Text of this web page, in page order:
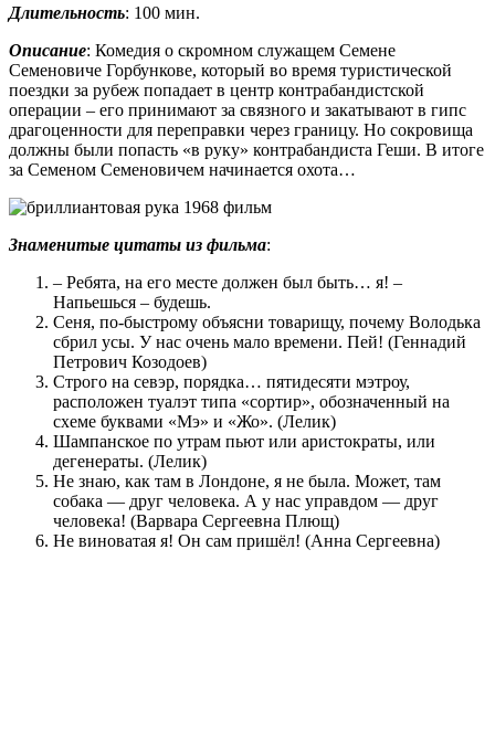
Длительность: 100 мин.
Описание: Комедия о скромном служащем Семене
Семеновиче Горбункове, который во время туристической
поездки за рубеж попадает в центр контрабандистской
операции – его принимают за связного и закатывают в гипс
драгоценности для переправки через границу. Но сокровища
должны были попасть «в руку» контрабандиста Геши. В итоге
за Семеном Семеновичем начинается охота…
Знаменитые цитаты из фильма:
– Ребята, на его месте должен был быть… я! –
Напьешься – будешь.
Сеня, по-быстрому объясни товарищу, почему Володька
сбрил усы. У нас очень мало времени. Пей! (Геннадий
Петрович Козодоев)
Строго на севэр, порядка… пятидесяти мэтроу,
расположен туалэт типа «сортир», обозначенный на
схеме буквами «Мэ» и «Жо». (Лелик)
Шампанское по утрам пьют или аристократы, или
дегенераты. (Лелик)
Не знаю, как там в Лондоне, я не была. Может, там
собака — друг человека. А у нас управдом — друг
человека! (Варвара Сергеевна Плющ)
Не виноватая я! Он сам пришёл! (Анна Сергеевна)